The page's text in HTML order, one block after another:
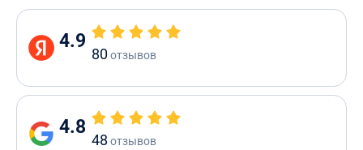
4.9
80отзывов
4.8
48 отзывов